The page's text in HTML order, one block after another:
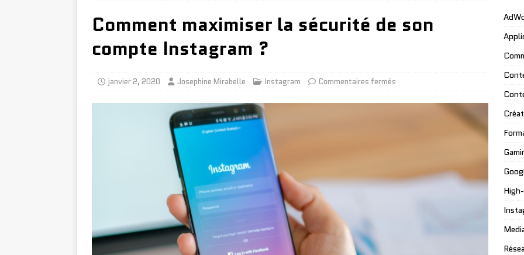
Comment maximiser la sécurité de son
compte Instagram ?
janvier 2, 2020 Josephine Mirabelle Instagram Commentaires fermés